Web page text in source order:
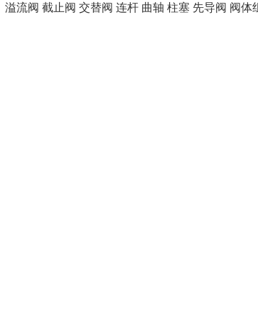
溢流阀 截止阀 交替阀 连杆 曲轴 柱塞 先导阀 阀体